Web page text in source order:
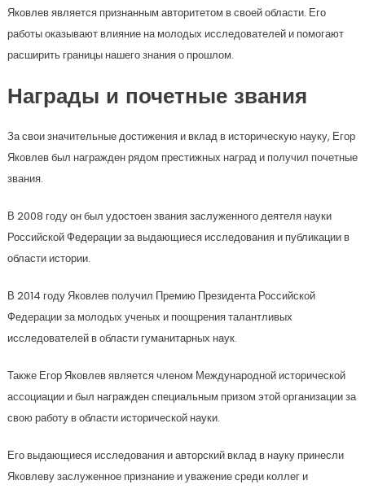
Яковлев является признанным авторитетом в своей области. Его
работы оказывают влияние на молодых исследователей и помогают
расширить границы нашего знания о прошлом.
Награды и почетные звания
За свои значительные достижения и вклад в историческую науку, Егор
Яковлев был награжден рядом престижных наград и получил почетные
звания.
В 2008 году он был удостоен звания заслуженного деятеля науки
Российской Федерации за выдающиеся исследования и публикации в
области истории.
В 2014 году Яковлев получил Премию Президента Российской
Федерации за молодых ученых и поощрения талантливых
исследователей в области гуманитарных наук.
Также Егор Яковлев является членом Международной исторической
ассоциации и был награжден специальным призом этой организации за
свою работу в области исторической науки.
Его выдающиеся исследования и авторский вклад в науку принесли
Яковлеву заслуженное признание и уважение среди коллег и